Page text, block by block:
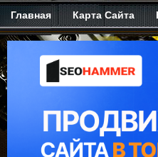
Главная Карта Сайта
Мой канал на Ютубе.